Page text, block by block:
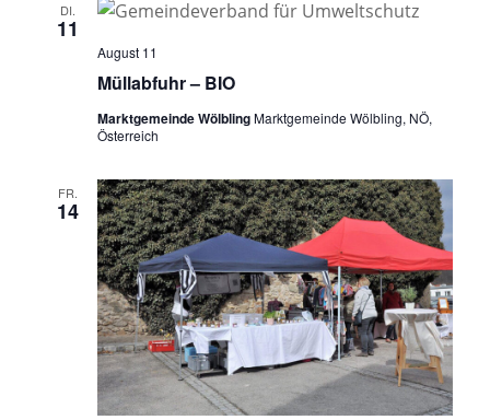
DI.
11
Müllabfuhr – BIO
August 11
Marktgemeinde WölblingMarktgemeinde Wölbling, NÖ,
Österreich
FR.
14